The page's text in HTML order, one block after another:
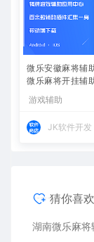
微乐安徽麻将辅
微乐麻将开挂辅
游戏辅助
JK软件开发
猜你喜欢